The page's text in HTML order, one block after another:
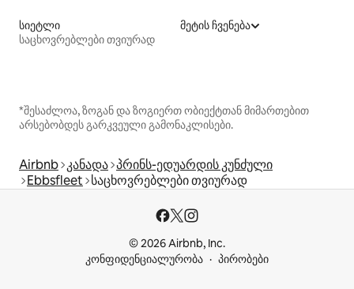
სიეტლი
საცხოვრებლები თვიურად
მეტის ჩვენება
*შესაძლოა, ზოგან და ზოგიერთ ობიექტთან მიმართებით
არსებობდეს გარკვეული გამონაკლისები.
Airbnb კანადა პრინს-ედუარდის კუნძული
Ebbsfleet საცხოვრებლები თვიურად
© 2026 Airbnb, Inc.
კონფიდენციალურობა
პირობები